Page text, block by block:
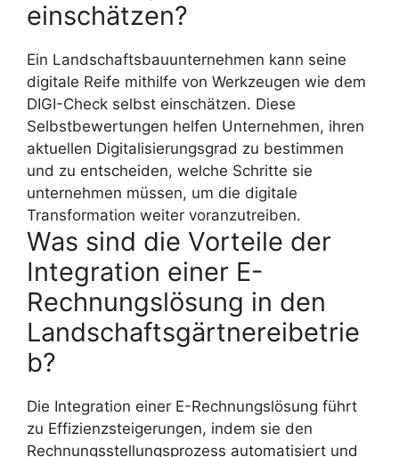
einschätzen?
Ein Landschaftsbauunternehmen kann seine
digitale Reife mithilfe von Werkzeugen wie dem
DIGI-Check selbst einschätzen. Diese
Selbstbewertungen helfen Unternehmen, ihren
aktuellen Digitalisierungsgrad zu bestimmen
und zu entscheiden, welche Schritte sie
unternehmen müssen, um die digitale
Transformation weiter voranzutreiben.
Was sind die Vorteile der
Integration einer E-
Rechnungslösung in den
Landschaftsgärtnereibetrie
b?
Die Integration einer E-Rechnungslösung führt
zu Effizienzsteigerungen, indem sie den
Rechnungsstellungsprozess automatisiert und